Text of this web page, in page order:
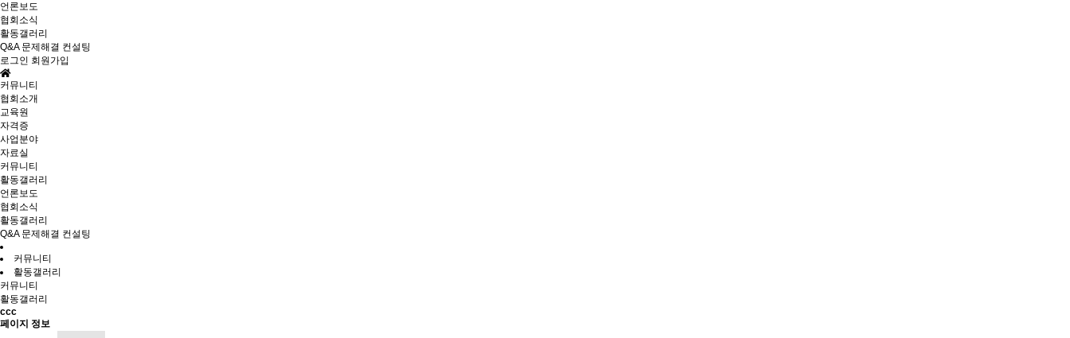
언론보도
협회소식
활동갤러리
Q&A 문제해결 컨설팅
로그인 회원가입
커뮤니티
협회소개
교육원
자격증
사업분야
자료실
커뮤니티
활동갤러리
언론보도
협회소식
활동갤러리
Q&A 문제해결 컨설팅
커뮤니티
활동갤러리
커뮤니티
활동갤러리
ccc
페이지 정보